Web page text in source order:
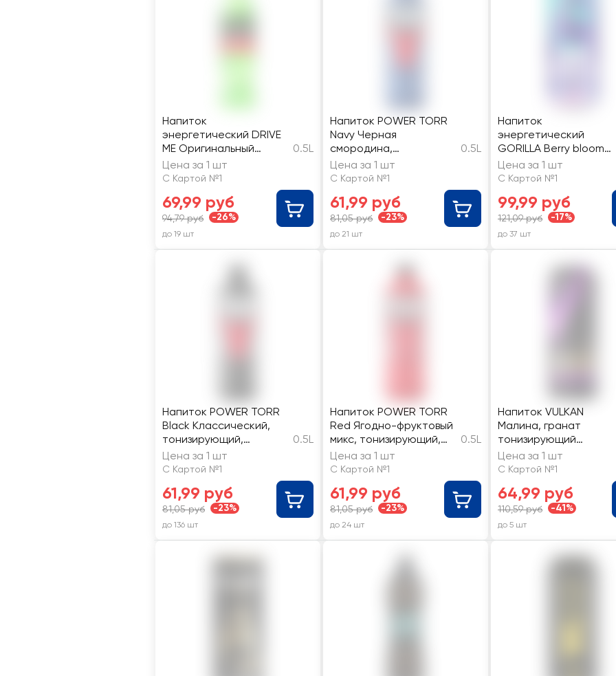
Напиток
энергетический DRIVE
ME Оригинальный
газированный
0.5L
Цена за 1 шт
С Картой №1
69,99 руб
94,79 руб -26%
до 19 шт
Напиток POWER TORR
Navy Черная
смородина,
тонизирующий,
газированный
0.5L
Цена за 1 шт
С Картой №1
61,99 руб
81,05 руб -23%
до 21 шт
Напиток
энергетический
GORILLA Berry bloom
тонизирующий
пастеризованный
Цена за 1 шт
С Картой №1
99,99 руб
121,09 руб -17%
до 37 шт
Напиток POWER TORR
Black Классический,
тонизирующий,
газированный
0.5L
Цена за 1 шт
С Картой №1
61,99 руб
81,05 руб -23%
до 136 шт
Напиток POWER TORR
Red Ягодно-фруктовый
микс, тонизирующий,
газированный
0.5L
Цена за 1 шт
С Картой №1
61,99 руб
81,05 руб -23%
до 24 шт
Напиток VULKAN
Малина, гранат
тонизирующий
газированный
Цена за 1 шт
С Картой №1
64,99 руб
110,59 руб -41%
до 5 шт